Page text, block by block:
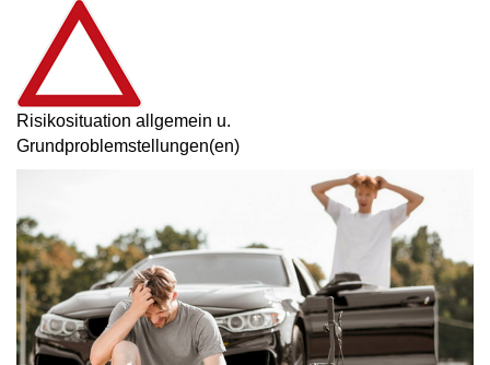
Risikosituation allgemein u.
Grundproblemstellungen(en)